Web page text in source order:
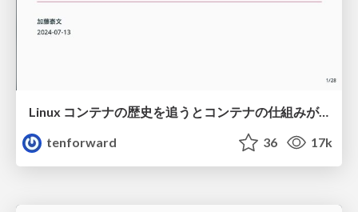
Linux コンテナの歴史を追うとコンテナの仕組みがわかる / Dai Kichijoji pm
tenforward
36 17k